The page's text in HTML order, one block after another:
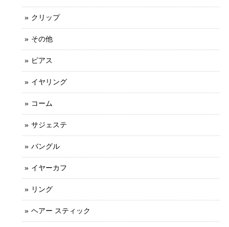
クリップ
その他
ピアス
イヤリング
コーム
サジェステ
バングル
イヤーカフ
リング
ヘアー スティック